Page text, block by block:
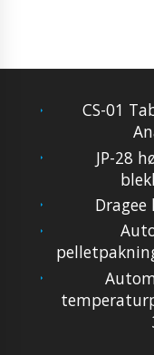
CS-01
JP-28
Dragee